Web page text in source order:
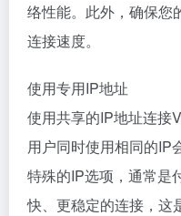
络性能。此外，确保您
连接速度。
使用专用IP地址
使用共享的IP地址连接
用户同时使用相同的IP
特殊的IP选项，通常是
快、更稳定的连接，这